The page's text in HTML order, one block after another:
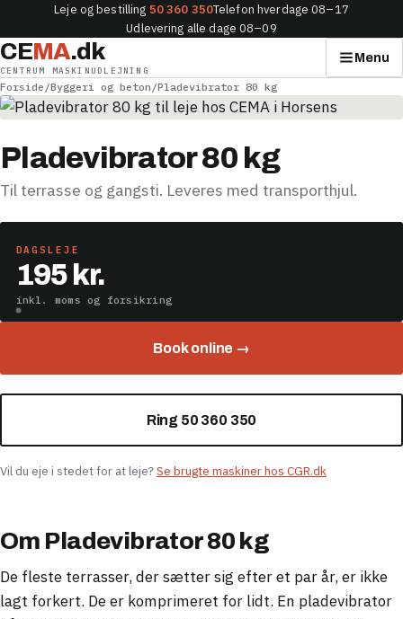
Leje og bestilling 50 360 350Telefon hverdage 08–17
Udlevering alle dage 08–09
CEMA.dk
CENTRUM MASKINUDLEJNING
Menu
Forside /Byggeri og beton /Pladevibrator 80 kg
Pladevibrator 80 kg
Til terrasse og gangsti. Leveres med transporthjul.
DAGSLEJE
195 kr.
inkl. moms og forsikring
Book online →
Ring 50 360 350
Vil du eje i stedet for at leje?Se brugte maskiner hos CGR.dk
Om Pladevibrator 80 kg
De fleste terrasser, der sætter sig efter et par år, er ikke
lagt forkert. De er komprimeret for lidt. En pladevibrator